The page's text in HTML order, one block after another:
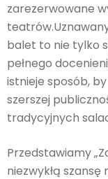
zarezerwowane
balet to nie tylko
pełnego
istnieje sposób,
szerszej
tradycyjnych
Przedstawiamy
niezwykłą